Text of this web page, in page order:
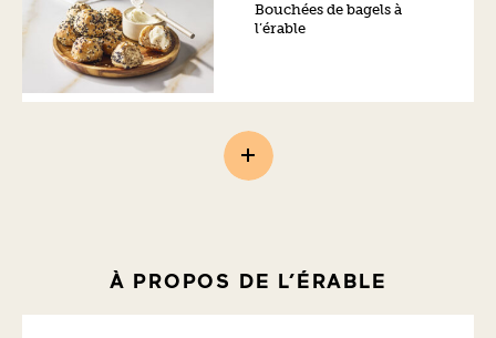
Bouchées de bagels à
l’érable
À PROPOS DE L’ÉRABLE